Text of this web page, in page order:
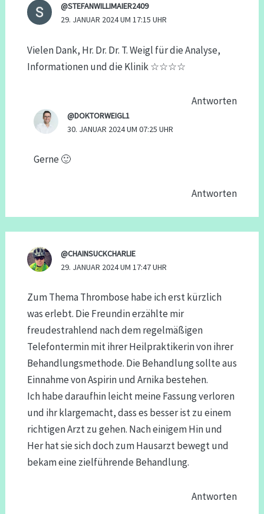
@STEFANWILLIMAIER2409
29. JANUAR 2024 UM 17:15 UHR
Vielen Dank, Hr. Dr. Dr. T. Weigl für die Analyse,
Informationen und die Klinik ☆☆☆☆
Antworten
@DOKTORWEIGL1
30. JANUAR 2024 UM 07:25 UHR
Gerne 🙂
Antworten
@CHAINSUCKCHARLIE
29. JANUAR 2024 UM 17:47 UHR
Zum Thema Thrombose habe ich erst kürzlich
was erlebt. Die Freundin erzählte mir
freudestrahlend nach dem regelmäßigen
Telefontermin mit ihrer Heilpraktikerin von ihrer
Behandlungsmethode. Die Behandlung sollte aus
Einnahme von Aspirin und Arnika bestehen.
Ich habe daraufhin leicht meine Fassung verloren
und ihr klargemacht, dass es besser ist zu einem
richtigen Arzt zu gehen. Nach einigem Hin und
Her hat sie sich doch zum Hausarzt bewegt und
bekam eine zielführende Behandlung.
Antworten